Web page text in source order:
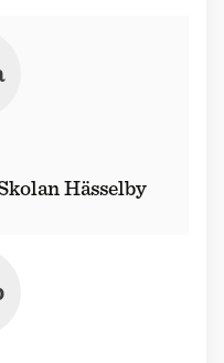
Hässelby